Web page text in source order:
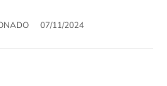
07/11/2024